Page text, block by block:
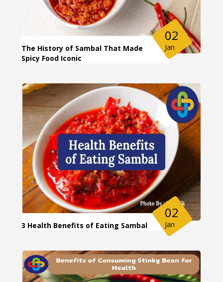
The History of Sambal That Made
Spicy Food Iconic
02
Jan
3 Health Benefits of Eating Sambal
02
Jan